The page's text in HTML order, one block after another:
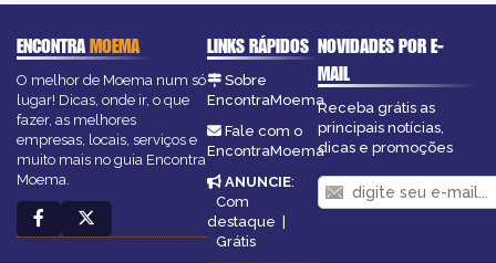
ENCONTRAMOEMA
O melhor de Moema num só
lugar! Dicas, onde ir, o que
fazer, as melhores
empresas, locais, serviços e
muito mais no guia Encontra
Moema.
LINKS RÁPIDOS
Sobre
EncontraMoema
Fale com o
EncontraMoema
ANUNCIE:
Com
destaque |
Grátis
NOVIDADES POR E-
MAIL
Receba grátis as
principais notícias,
dicas e promoções